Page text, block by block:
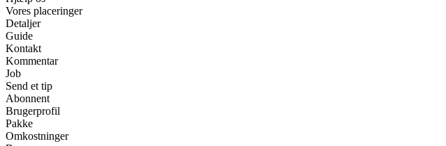
Vores placeringer
Detaljer
Guide
Kontakt
Kommentar
Job
Send et tip
Abonnent
Brugerprofil
Pakke
Omkostninger